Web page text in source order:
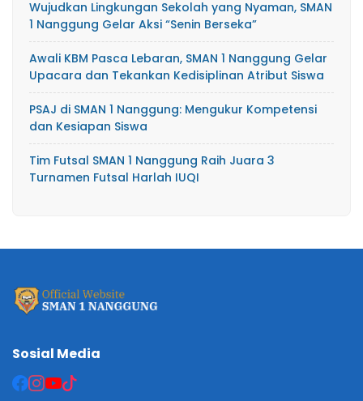
Wujudkan Lingkungan Sekolah yang Nyaman, SMAN
1 Nanggung Gelar Aksi “Senin Berseka”
Awali KBM Pasca Lebaran, SMAN 1 Nanggung Gelar
Upacara dan Tekankan Kedisiplinan Atribut Siswa
PSAJ di SMAN 1 Nanggung: Mengukur Kompetensi
dan Kesiapan Siswa
Tim Futsal SMAN 1 Nanggung Raih Juara 3
Turnamen Futsal Harlah IUQI
Sosial Media